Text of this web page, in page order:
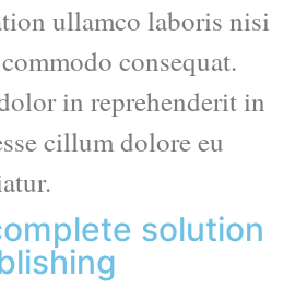
ullamco laboris nisi
consequat.
in reprehenderit in
cillum dolore eu
solution